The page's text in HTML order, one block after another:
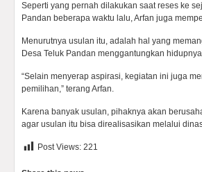
Seperti yang pernah dilakukan saat reses ke
Pandan beberapa waktu lalu, Arfan juga
Menurutnya usulan itu, adalah hal yang
Desa Teluk Pandan menggantungkan
“Selain menyerap aspirasi, kegiatan ini juga
pemilihan,” terang Arfan.
Karena banyak usulan, pihaknya akan
agar usulan itu bisa direalisasikan melalui
Post Views: 221